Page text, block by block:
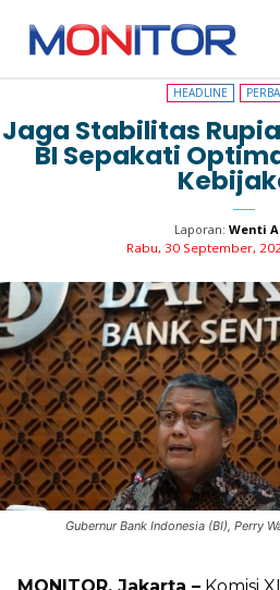
HEADLINE PERBANKAN
HEADLINE
Jaga Stabilitas
BI Sepakati
Laporan: Wenti
Rabu, 30 September,
Gubernur Bank Indonesia (BI), Perry